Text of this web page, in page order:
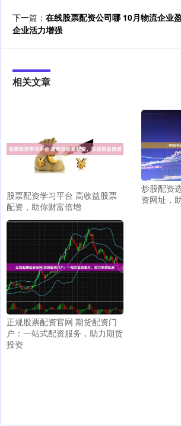
下一篇： 在线股票配资公司哪 10月物流企业
企业活力增强
相关文章
股票配资学习平台 高收益股票
配资，助你财富倍增
炒股配资
资网址，
正规股票配资官网 期货配资门
户：一站式配资服务，助力期货
投资